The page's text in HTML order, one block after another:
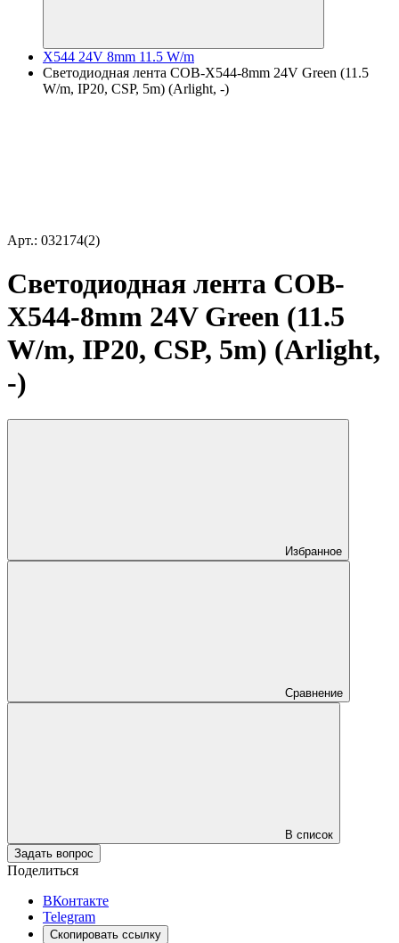
X544 24V 8mm 11.5 W/m
Светодиодная лента COB-X544-8mm 24V Green (11.5
W/m, IP20, CSP, 5m) (Arlight, -)
Арт.: 032174(2)
Светодиодная лента COB-
X544-8mm 24V Green (11.5
W/m, IP20, CSP, 5m) (Arlight,
-)
Избранное
Сравнение
В список
Задать вопрос
Поделиться
ВКонтакте
Telegram
Скопировать ссылку